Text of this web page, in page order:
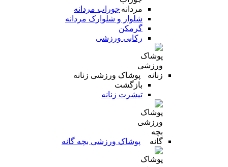
جوراب مردانه
شلوار و شلوارک مردانه
گرمکن
رکابی ورزشی
پوشاک ورزشی زنانه
بازگشت
تیشرت زنانه
پوشاک ورزشی بچه گانه